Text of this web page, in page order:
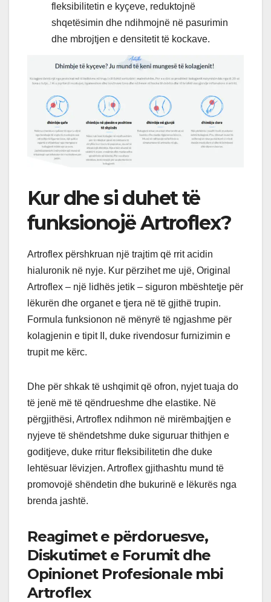
fleksibilitetin e kyçeve, reduktojnë
shqetësimin dhe ndihmojnë në pasurimin
dhe mbrojtjen e densitetit të kockave.
Kur dhe si duhet të
funksionojë Artroflex?
Artroflex përshkruan një trajtim që rrit acidin
hialuronik në nyje. Kur përzihet me ujë, Original
Artroflex – një lidhës jetik – siguron mbështetje për
lëkurën dhe organet e tjera në të gjithë trupin.
Formula funksionon në mënyrë të ngjashme për
kolagjenin e tipit II, duke rivendosur furnizimin e
trupit me kërc.
Dhe për shkak të ushqimit që ofron, nyjet tuaja do
të jenë më të qëndrueshme dhe elastike. Në
përgjithësi, Artroflex ndihmon në mirëmbajtjen e
nyjeve të shëndetshme duke siguruar thithjen e
goditjeve, duke rritur fleksibilitetin dhe duke
lehtësuar lëvizjen. Artroflex gjithashtu mund të
promovojë shëndetin dhe bukurinë e lëkurës nga
brenda jashtë.
Reagimet e përdoruesve,
Diskutimet e Forumit dhe
Opinionet Profesionale mbi
Artroflex